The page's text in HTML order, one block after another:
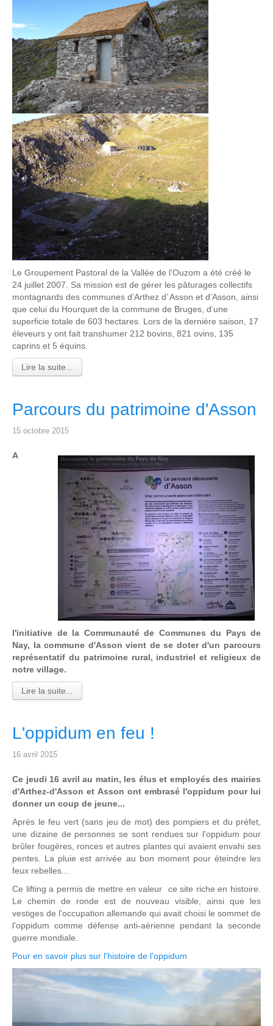
Le Groupement Pastoral de la Vallée de l’Ouzom a été créé le
24 juillet 2007. Sa mission est de gérer les pâturages collectifs
montagnards des communes d’Arthez d’ Asson et d’Asson, ainsi
que celui du Hourquet de la commune de Bruges, d’une
superficie totale de 603 hectares. Lors de la dernière saison, 17
éleveurs y ont fait transhumer 212 bovins, 821 ovins, 135
caprins et 5 équins.
Lire la suite...
Parcours du patrimoine d'Asson
15 octobre 2015
A
l'initiative de la Communauté de Communes du Pays de
Nay, la commune d'Asson vient de se doter d'un parcours
représentatif du patrimoine rural, industriel et religieux de
notre village.
Lire la suite...
L'oppidum en feu !
16 avril 2015
Ce jeudi 16 avril au matin, les élus et employés des mairies
d'Arthez-d'Asson et Asson ont embrasé l'oppidum pour lui
donner un coup de jeune...
Après le feu vert (sans jeu de mot) des pompiers et du préfet,
une dizaine de personnes se sont rendues sur l'oppidum pour
brûler fougères, ronces et autres plantes qui avaient envahi ses
pentes. La pluie est arrivée au bon moment pour éteindre les
feux rebelles...
Ce lifting a permis de mettre en valeur ce site riche en histoire.
Le chemin de ronde est de nouveau visible, ainsi que les
vestiges de l'occupation allemande qui avait choisi le sommet de
l'oppidum comme défense anti-aérienne pendant la seconde
guerre mondiale.
Pour en savoir plus sur l'histoire de l'oppidum